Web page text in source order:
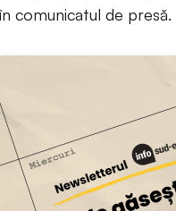
comunicatul de presă.